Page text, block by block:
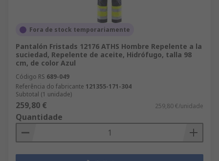
Fora de stock temporariamente
Pantalón Fristads 12176 ATHS Hombre Repelente a la
suciedad, Repelente de aceite, Hidrófugo, talla 98
cm, de color Azul
Código RS 689-049
Referência do fabricante 121355-171-304
Subtotal (1 unidade)
259,80 € 259,80 €/unidade
Quantidade